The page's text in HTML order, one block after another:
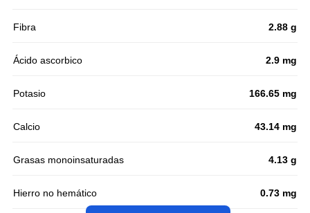
Fibra 2.88 g
Ácido ascorbico 2.9 mg
Potasio 166.65 mg
Calcio 43.14 mg
Grasas monoinsaturadas 4.13 g
Hierro no hemático 0.73 mg